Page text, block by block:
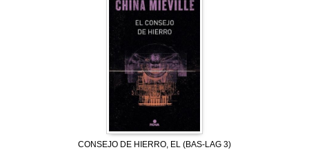
CONSEJO DE HIERRO, EL (BAS-LAG 3)